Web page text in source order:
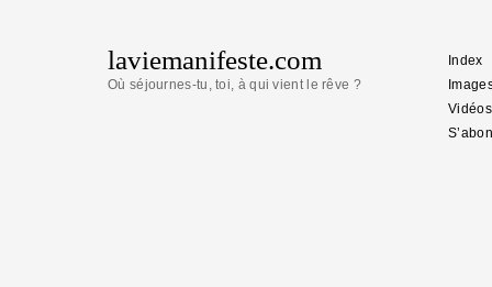
laviemanifeste.com
Où séjournes-tu, toi, à qui vient le rêve ?
Index
Vidéos